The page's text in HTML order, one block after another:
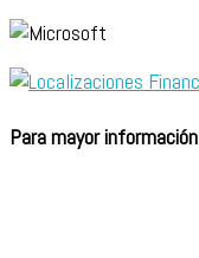
Para mayor información